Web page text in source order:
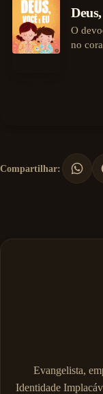
O
no
Compartilhar:
Evangelista,
Identidade